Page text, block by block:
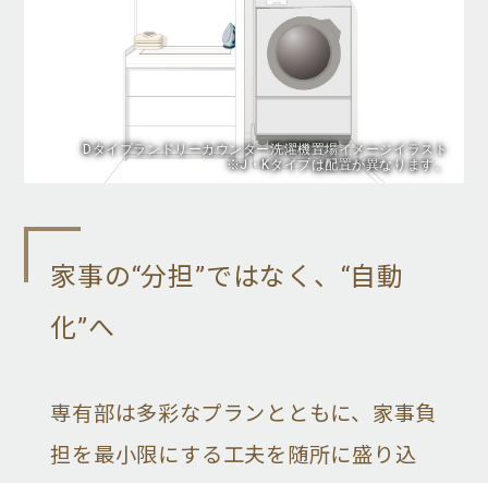
家事の“分担”ではなく、“自動
化”へ
専有部は多彩なプランとともに、家事負
担を最小限にする工夫を随所に盛り込
Dタイプランドリーカウンター洗濯機置場イメージイラスト
※J・Kタイプは配置が異なります。